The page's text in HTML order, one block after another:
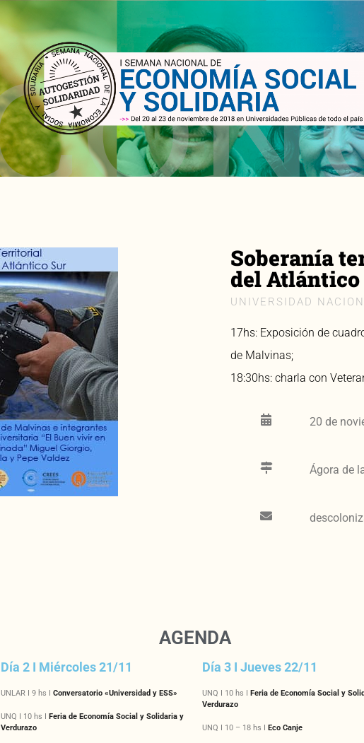
Soberanía
del Atlántico
UNIVERSIDAD
17hs: Exposición de
de Malvinas;
18:30hs: charla con
20 de
Ágora de
AGENDA
Día 2 I Miércoles 21/11
UNLAR I 9 hs I Conversatorio «Universidad y ESS»
UNQ I 10 hs I Feria de Economía Social y Solidaria y
Verdurazo
Día 3 I Jueves 22/11
UNQ I 10 hs I Feria de Economía Social y
Verdurazo
UNQ I 10 – 18 hs I Eco Canje